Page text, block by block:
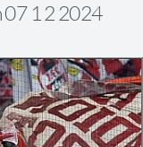
07 1 2 2024